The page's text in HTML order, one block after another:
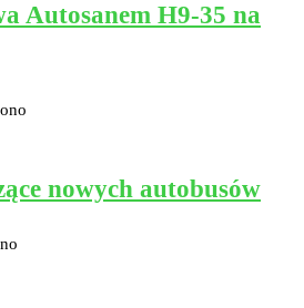
Autosanem H9-35 na
nowych autobusów